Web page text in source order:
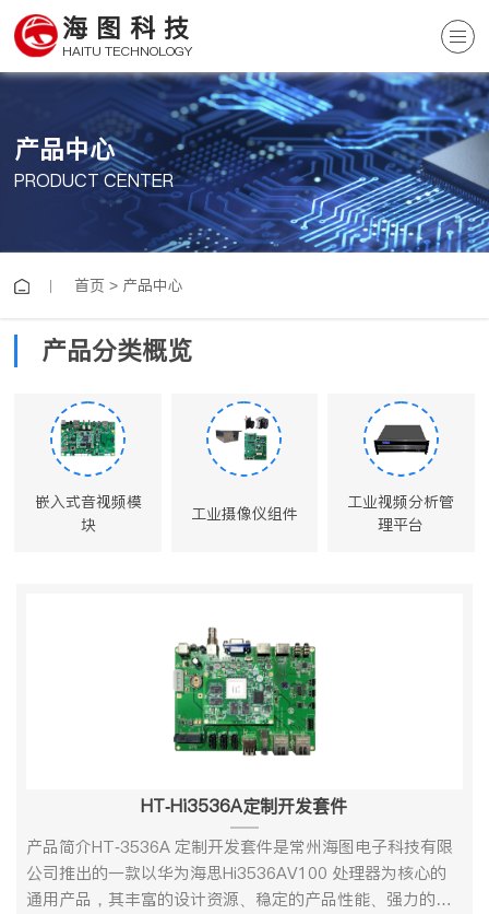
海图科技
HAITU TECHNOLOGY
产品中心
PRODUCT CENTER
首页 > 产品中心
产品分类概览
嵌入式音视频模
块
工业摄像仪组件
工业视频分析管
理平台
HT-Hi3536A定制开发套件
产品简介HT-3536A 定制开发套件是常州海图电子科技有限
公司推出的一款以华为海思Hi3536AV100 处理器为核心的
通用产品，其丰富的设计资源、稳定的产品性能、强力的设